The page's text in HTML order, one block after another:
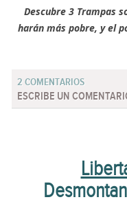
Descubre 3 Trampas
harán más pobre, y el
2 COMENTARIOS
ESCRIBE UN